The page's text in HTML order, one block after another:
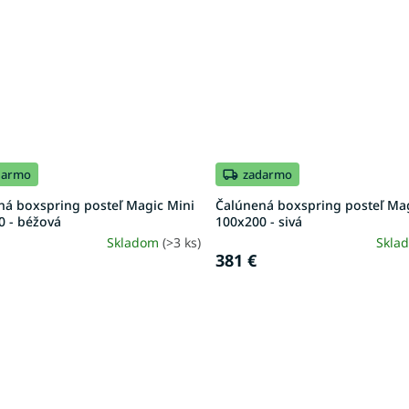
boxspring posteľ Magic Mini
- béžová
Skladom(>3 ks)
zadarmo
Čalúnená boxspring posteľ
100x200 - sivá
381 €